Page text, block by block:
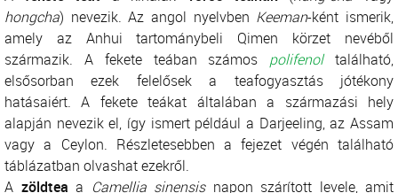
hongcha) nevezik. Az angol nyelvben Keeman-ként ismerik,
amely az Anhui tartománybeli Qimen körzet nevéből
származik. A fekete teában számos polifenoltalálható,
elsősorban ezek felelősek a teafogyasztás jótékony
hatásaiért. A fekete teákat általában a származási hely
alapján nevezik el, így ismert például a Darjeeling, az Assam
vagy a Ceylon. Részletesebben a fejezet végén található
táblázatban olvashat ezekről.
A zöldtea a Camellia sinensisnapon szárított levele, amit